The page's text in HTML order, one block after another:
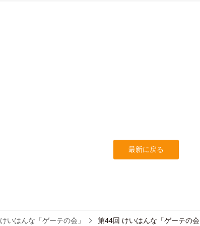
最新に戻る
けいはんな「ゲーテの会」 第44回 けいはんな「ゲーテの